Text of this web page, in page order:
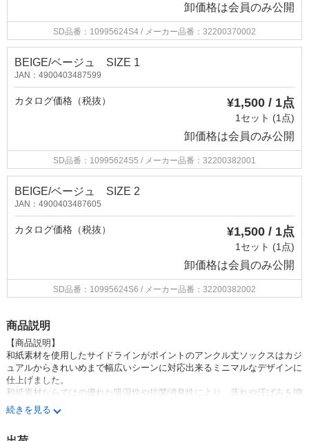
卸価格は会員のみ公開
SD品番：10995624S4 / メーカー品番：32200370002
BEIGE/ベージュ SIZE 1
JAN：4900403487599
カタログ価格（税抜） ¥1,500 / 1点
1セット (1点)
卸価格は会員のみ公開
SD品番：10995624S5 / メーカー品番：32200382001
BEIGE/ベージュ SIZE 2
JAN：4900403487605
カタログ価格（税抜） ¥1,500 / 1点
1セット (1点)
卸価格は会員のみ公開
SD品番：10995624S6 / メーカー品番：32200382002
商品説明
【商品説明】
和紙素材を使用したサイドラインがポイントのアンクル丈ソックスはカジ
ュアルからきれいめまで幅広いシーンに対応出来るミニマルなデザインに
仕上げました。
和紙素材ならではの優れた吸湿性や抗菌消臭性により、蒸れや汗ばみを抑
えいつまでも快適に、また清潔に着用して頂けます。又
な仕様により、足の形状に合わせて編み上げる事で脱げにくくいつまでも
続きを見る